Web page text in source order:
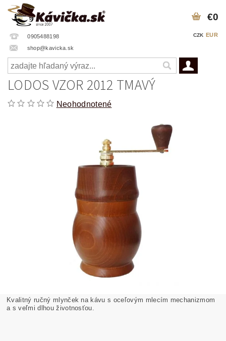
0905488198
shop@kavicka.sk
CZK EUR
€0
LODOS VZOR 2012 TMAVÝ
Neohodnotené
Kvalitný ručný mlynček na kávu s oceľovým mlecím mechanizmom
a s veľmi dlhou životnosťou.